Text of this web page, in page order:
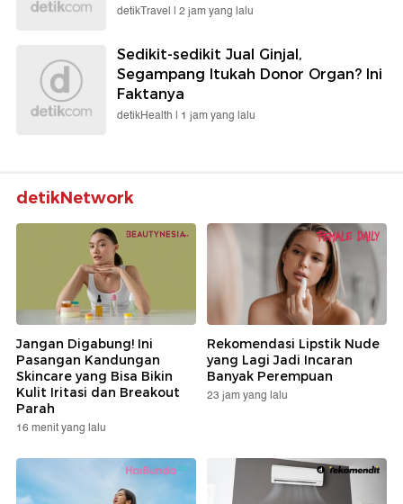
detikTravel | 2 jam yang lalu
Sedikit-sedikit Jual Ginjal,
Segampang Itukah Donor Organ? Ini
Faktanya
detikHealth | 1 jam yang lalu
detikNetwork
Jangan Digabung! Ini
Pasangan Kandungan
Skincare yang Bisa Bikin
Kulit Iritasi dan Breakout
Parah
16 menit yang lalu
Rekomendasi Lipstik Nude
yang Lagi Jadi Incaran
Banyak Perempuan
23 jam yang lalu